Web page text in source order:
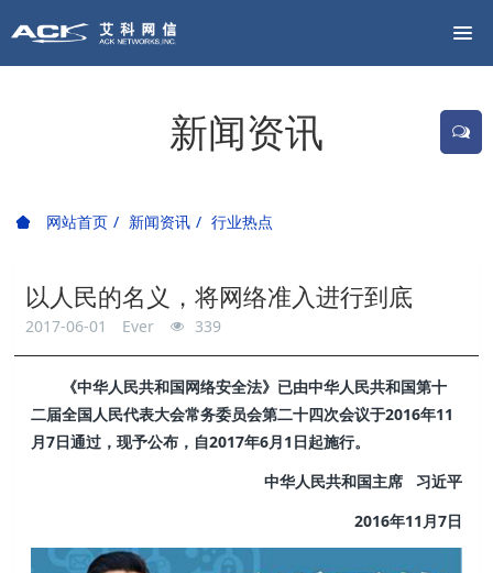
新闻资讯
网站首页 新闻资讯 行业热点
以人民的名义，将网络准入进行到底
2017-06-01 Ever 339
《中华人民共和国网络安全法》已由中华人民共和国第十
二届全国人民代表大会常务委员会第二十四次会议于2016年11
月7日通过，现予公布，自2017年6月1日起施行。
中华人民共和国主席 习近平
2016年11月7日